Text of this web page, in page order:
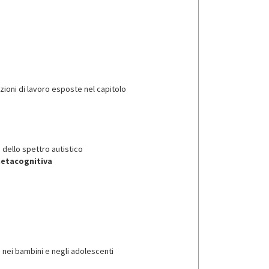
di lavoro esposte nel capitolo
spettro autistico
nei bambini e negli adolescenti